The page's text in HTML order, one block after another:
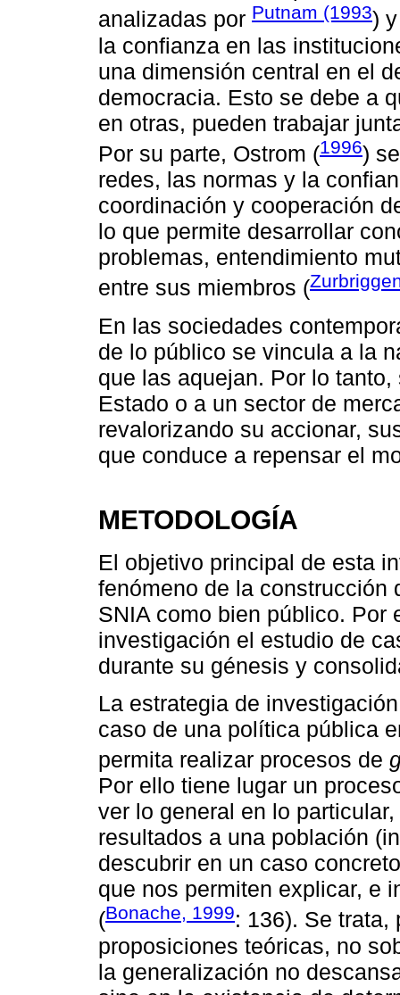
analizadas por Putnam (1993)
la confianza en las
una dimensión central en el
democracia. Esto se debe a
en otras, pueden trabajar
Por su parte, Ostrom (1996)
redes, las normas y la
coordinación y cooperación
lo que permite desarrollar
problemas, entendimiento
entre sus miembros (
En las sociedades
de lo público se vincula a la
que las aquejan. Por lo
Estado o a un sector de
revalorizando su accionar,
que conduce a repensar el
METODOLOGÍA
El objetivo principal de esta
fenómeno de la construcción
SNIA como bien público. Por
investigación el estudio de
durante su génesis y
La estrategia de
caso de una política pública
permita realizar procesos de
Por ello tiene lugar un
ver lo general en lo
resultados a una población
descubrir en un caso
que nos permiten explicar, e
(Bonache, 1999: 136). Se trata,
proposiciones teóricas, no
la generalización no